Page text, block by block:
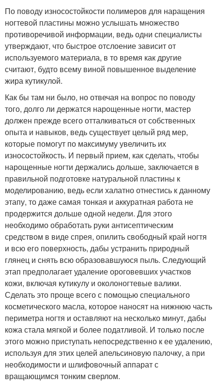
По поводу износостойкости полимеров для наращения
ногтевой пластины можно услышать множество
противоречивой информации, ведь одни специалисты
утверждают, что быстрое отслоение зависит от
используемого материала, в то время как другие
считают, будто всему виной повышенное выделение
жира кутикулой.
Как бы там ни было, но отвечая на вопрос по поводу
того, долго ли держатся нарощенные ногти, мастер
должен прежде всего отталкиваться от собственных
опыта и навыков, ведь существует целый ряд мер,
которые помогут по максимуму увеличить их
износостойкость. И первый прием, как сделать, чтобы
нарощенные ногти держались дольше, заключается в
правильной подготовке натуральной пластины к
моделированию, ведь если халатно отнестись к данному
этапу, то даже самая тонкая и аккуратная работа не
продержится дольше одной недели. Для этого
необходимо обработать руки антисептическим
средством в виде спрея, опилить свободный край ногтя
и всю его поверхность, дабы устранить природный
глянец и снять всю образовавшуюся пыль. Следующий
этап предполагает удаление ороговевших участков
кожи, включая кутикулу и околоногтевые валики.
Сделать это проще всего с помощью специального
косметического масла, которое наносят на нижнюю часть
периметра ногтя и оставляют на несколько минут, дабы
кожа стала мягкой и более податливой. И только после
этого можно приступать непосредственно к ее удалению,
используя для этих целей апельсиновую палочку, а при
необходимости и шлифовочный аппарат с
вращающимся тонким сверлом.